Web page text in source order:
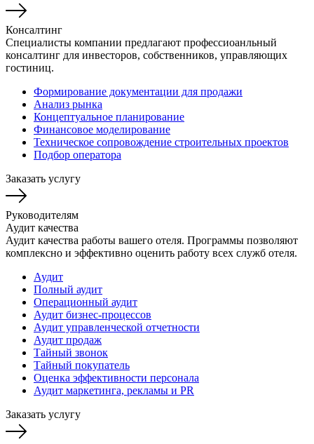
Консалтинг
Специалисты компании предлагают профессиоанльный
консалтинг для инвесторов, собственников, управляющих
гостиниц.
Формирование документации для продажи
Анализ рынка
Концептуальное планирование
Финансовое моделирование
Техническое сопровождение строительных проектов
Подбор оператора
Заказать услугу
Руководителям
Аудит качества
Аудит качества работы вашего отеля. Программы позволяют
комплексно и эффективно оценить работу всех служб отеля.
Аудит
Полный аудит
Операционный аудит
Аудит бизнес-процессов
Аудит управленческой отчетности
Аудит продаж
Тайный звонок
Тайный покупатель
Оценка эффективности персонала
Аудит маркетинга, рекламы и PR
Заказать услугу